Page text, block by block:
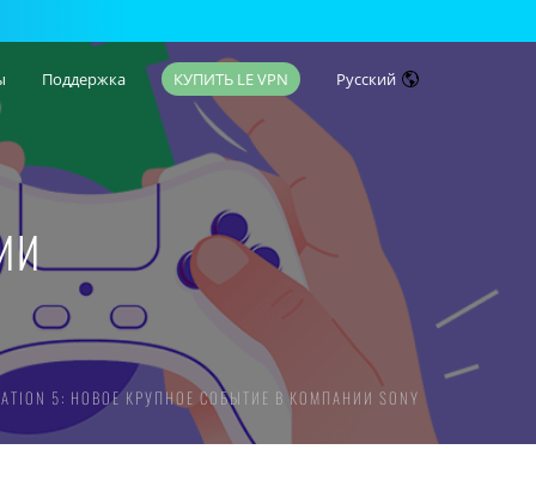
Поддержка КУПИТЬ LE VPN Русский
5: НОВОЕ КРУПНОЕ СОБЫТИЕ В КОМПАНИИ SONY